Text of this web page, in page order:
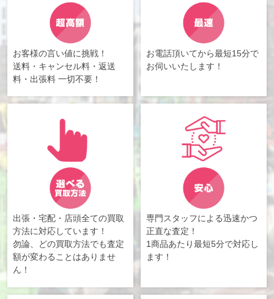
お客様の言い値に挑戦！
送料・キャンセル料・返送
料・出張料 一切不要！
お電話頂いてから最短15分で
お伺いいたします！
出張・宅配・店頭全ての買取
方法に対応しています！
勿論、どの買取方法でも査定
額が変わることはありませ
ん！
専門スタッフによる迅速かつ
正直な査定！
1商品あたり最短5分で対応し
ます！